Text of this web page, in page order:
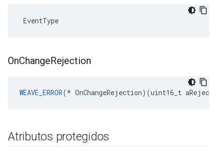
EventType
OnChangeRejection
WEAVE_ERROR(* OnChangeRejection)(uint16_t
Atributos protegidos